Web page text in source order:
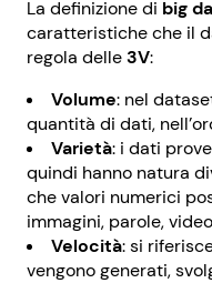
La definizione di big
caratteristiche che il
regola delle3V:
Volume: nel
quantità di dati,
Varietà: i dati
quindi hanno natura
che valori numerici
immagini, parole,
Velocità: si
vengono generati,